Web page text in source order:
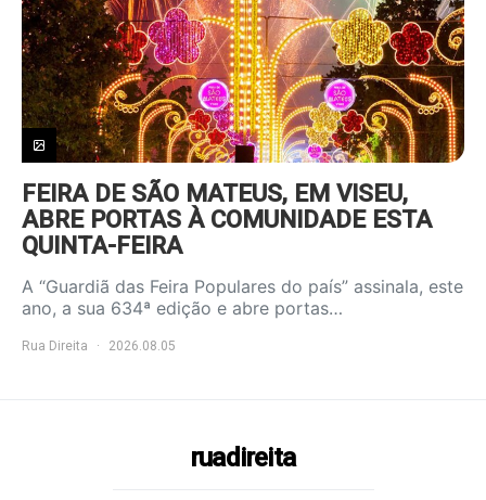
FEIRA DE SÃO MATEUS, EM VISEU,
ABRE PORTAS À COMUNIDADE ESTA
QUINTA-FEIRA
A “Guardiã das Feira Populares do país” assinala, este
ano, a sua 634ª edição e abre portas…
Rua Direita 2026.08.05
ruadireita